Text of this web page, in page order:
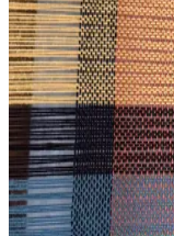
Ashford Sert
Teknik Detaylar
Ashford sert çıtçıtlı
yapılan ilk dokuma
deneyimleriyle yeni
Rigid Heddle
Deneyimleri: İki